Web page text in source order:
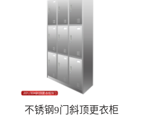
不锈钢9门斜顶更衣柜